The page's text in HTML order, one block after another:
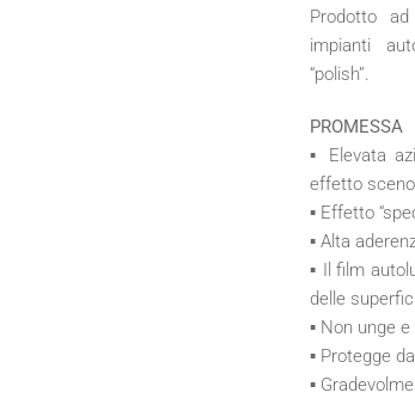
Prodotto
impianti
“polish”.
PROMESSA
▪ Elevata
effetto
▪ Effetto
▪ Alta
▪ Il film
delle
▪ Non unge
▪ Protegge
▪